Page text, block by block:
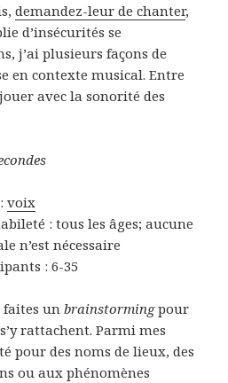
demandez-leur de chanter,
d’insécurités se
j’ai plusieurs façons de
en contexte musical. Entre
avec la sonorité des
:voix
: tous les âges; aucune
n’est nécessaire
: 6-35
faites unbrainstormingpour
rattachent. Parmi mes
pour des noms de lieux, des
ou aux phénomènes